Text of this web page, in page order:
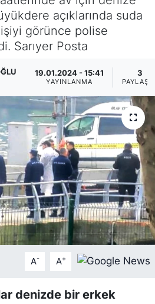
açıklarında suda
görünce polise
Sarıyer Posta
19.01.2024 - 15:41
YAYINLANMA
3
A- A+
denizde bir erkek
(Arşiv)